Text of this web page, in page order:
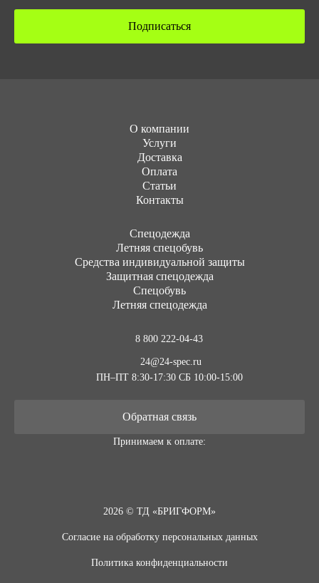
Подписаться
О компании
Услуги
Доставка
Оплата
Статьи
Контакты
Cпецодежда
Летняя спецобувь
Средства индивидуальной защиты
Защитная спецодежда
Спецобувь
Летняя спецодежда
8 800 222-04-43
24@24-spec.ru
ПН–ПТ 8:30-17:30 СБ 10:00-15:00
Обратная связь
Принимаем к оплате:
2026 © ТД «БРИГФОРМ»
Политика конфиденциальности
Согласие на обработку персональных данных